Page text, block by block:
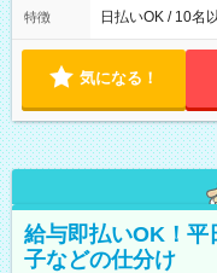
によって時間外
特徴 日払いOK / 10名
気になる！
給与即払いOK！平
子などの仕分け